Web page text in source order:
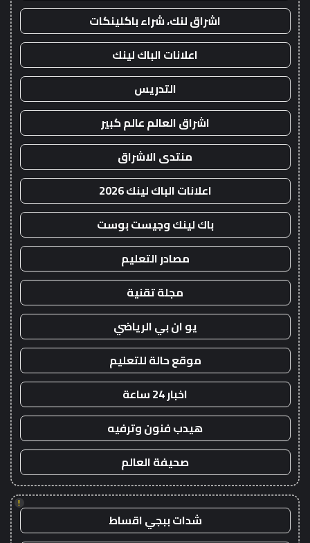
اشراق لنك، شراء باكلينكات
اعلانات الباك لينك
التدريس
اشراق العالم عالم كبير
منتدى الاشراق
اعلانات الباك لينك 2026
باك لينك وجيست بوست
مصادر التعليم
مجلة تقنية
يو ان بي الرياضي
موقع حالة للتعليم
اخبار 24 ساعة
هيدب فنون وترفيه
صحيفة العالم
!
شدات ببجي اقساط